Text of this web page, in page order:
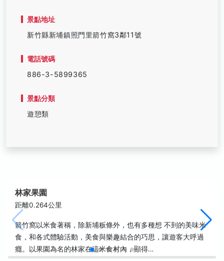
景點地址
新竹縣新埔鎮照門里箭竹窩3鄰11號
電話號碼
886-3-5899365
景點分類
遊憩類
林家果園
距離0.264公里
箭竹窩以米食著稱，除新埔粄條外，也有多種想 不到的美味米
食，和各式體驗活動，美食與樂趣結合的巧思，讓遊客大呼過
癮。以果園為名的林家在這米食村內，顯得…